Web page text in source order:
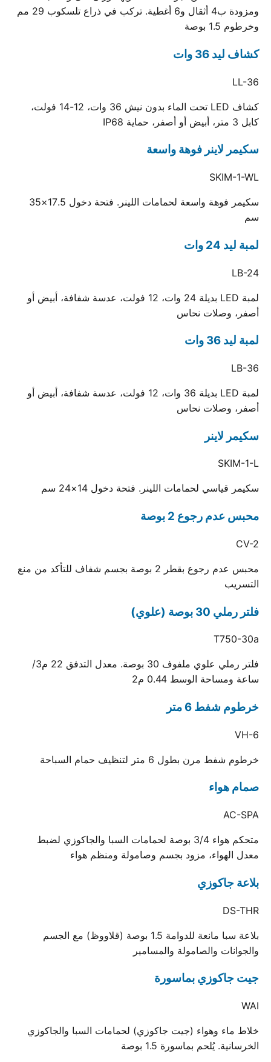
ومزودة ب4 أثقال و6 أغطية. تركب في ذراع تلسكوب 29 مم
وخرطوم 1.5 بوصة
كشاف ليد 36 وات
LL-36
كشاف LED تحت الماء بدون نيش 36 وات، 12-14 فولت،
كابل 3 متر، أبيض أو أصفر، حماية IP68
سكيمر لاينر فوهة واسعة
SKIM-1-WL
سكيمر فوهة واسعة لحمامات اللينر. فتحة دخول 17.5×35
سم
لمبة ليد 24 وات
LB-24
لمبة LED بديلة 24 وات، 12 فولت، عدسة شفافة، أبيض أو
أصفر، وصلات نحاس
لمبة ليد 36 وات
LB-36
لمبة LED بديلة 36 وات، 12 فولت، عدسة شفافة، أبيض أو
أصفر، وصلات نحاس
سكيمر لاينر
SKIM-1-L
سكيمر قياسي لحمامات اللينر. فتحة دخول 14×24 سم
محبس عدم رجوع 2 بوصة
CV-2
محبس عدم رجوع بقطر 2 بوصة بجسم شفاف للتأكد من منع
التسريب
فلتر رملي 30 بوصة (علوي)
T750-30a
فلتر رملي علوي ملفوف 30 بوصة. معدل التدفق 22 م3/
ساعة ومساحة الوسط 0.44 م2
خرطوم شفط 6 متر
VH-6
خرطوم شفط مرن بطول 6 متر لتنظيف حمام السباحة
صمام هواء
AC-SPA
متحكم هواء 3/4 بوصة لحمامات السبا والجاكوزي لضبط
معدل الهواء، مزود بجسم وصامولة ومنظم هواء
بلاعة جاكوزي
DS-THR
بلاعة سبا مانعة للدوامة 1.5 بوصة (قلاووظ) مع الجسم
والجوانات والصامولة والمسامير
جيت جاكوزي بماسورة
WAI
خلاط ماء وهواء (جيت جاكوزي) لحمامات السبا والجاكوزي
الخرسانية. يُلحم بماسورة 1.5 بوصة